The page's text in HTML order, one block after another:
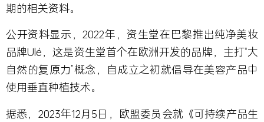
期的相关资料。
公开资料显示，2022年，资生堂在巴黎推出纯净美妆
品牌Ulé，这是资生堂首个在欧洲开发的品牌，主打“大
自然的复原力”概念，自成立之初就倡导在美容产品中
使用垂直种植技术。
据悉，2023年12月5日，欧盟委员会就《可持续产品生